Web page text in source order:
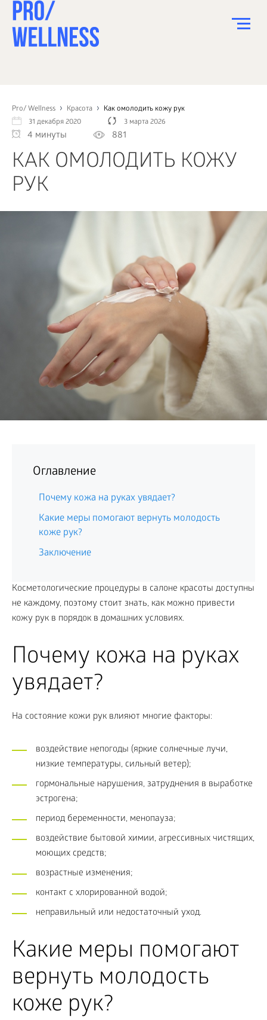
Pro/ Wellness Красота
Как омолодить кожу рук
31 декабря 2020
3 марта 2026
4 минуты 881
КАК ОМОЛОДИТЬ КОЖУ
РУК
Оглавление
Почему кожа на руках увядает?
Какие меры помогают вернуть молодость
коже рук?
Заключение
Косметологические процедуры в салоне красоты доступны
не каждому, поэтому стоит знать, как можно привести
кожу рук в порядок в домашних условиях.
Почему кожа на руках
увядает?
На состояние кожи рук влияют многие факторы:
воздействие непогоды (яркие солнечные лучи,
низкие температуры, сильный ветер);
гормональные нарушения, затруднения в выработке
эстрогена;
период беременности, менопауза;
воздействие бытовой химии, агрессивных чистящих,
моющих средств;
возрастные изменения;
контакт с хлорированной водой;
неправильный или недостаточный уход.
Какие меры помогают
вернуть молодость
коже рук?
СПОРТ
ЗДОРОВЬЕ
КРАСОТА
ПСИХОЛОГИЯ